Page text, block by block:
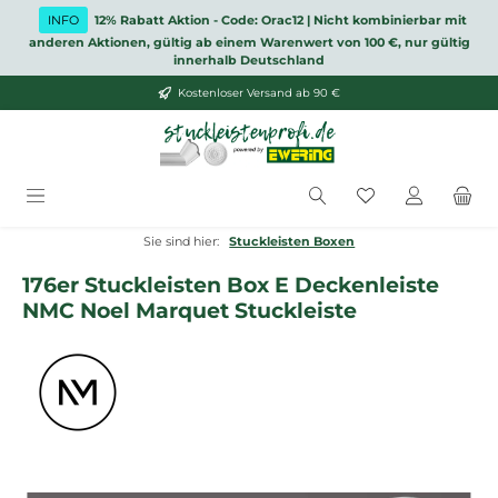
Zum Hauptinhalt springen
INFO
12% Rabatt Aktion - Code: Orac12 | Nicht kombinierbar mit
anderen Aktionen, gültig ab einem Warenwert von 100 €, nur gültig
innerhalb Deutschland
Kostenloser Versand ab 90 €
Du hast 0
Sie sind hier: Stuckleisten Boxen
176er Stuckleisten Box E Deckenleiste
NMC Noel Marquet Stuckleiste